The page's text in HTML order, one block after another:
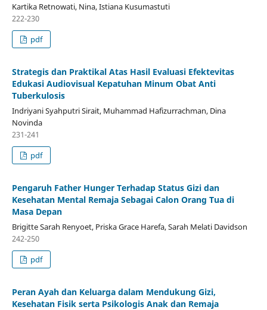
Kartika Retnowati, Nina, Istiana Kusumastuti
222-230
pdf
Strategis dan Praktikal Atas Hasil Evaluasi Efektevitas
Edukasi Audiovisual Kepatuhan Minum Obat Anti
Tuberkulosis
Indriyani Syahputri Sirait, Muhammad Hafizurrachman, Dina
Novinda
231-241
pdf
Pengaruh Father Hunger Terhadap Status Gizi dan
Kesehatan Mental Remaja Sebagai Calon Orang Tua di
Masa Depan
Brigitte Sarah Renyoet, Priska Grace Harefa, Sarah Melati Davidson
242-250
pdf
Peran Ayah dan Keluarga dalam Mendukung Gizi,
Kesehatan Fisik serta Psikologis Anak dan Remaja